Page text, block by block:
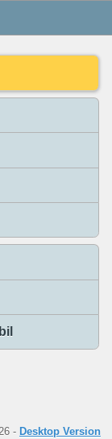
- Desktop Version